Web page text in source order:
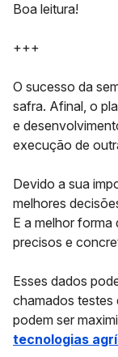
Boa leitura!
+++
O sucesso da
safra. Afinal, o
e
execução de
Devido a sua
melhores
E a melhor
precisos e
Esses dados
chamados testes
podem ser
tecnologias